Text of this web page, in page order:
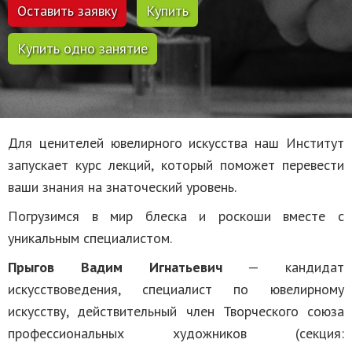
Оставить заявку Купить
Купить одно занятие
Для ценителей ювелирного искусства наш Институт
запускает курс лекций, который поможет перевести
ваши знания на знаточеский уровень.
Погрузимся в мир блеска и роскоши вместе с
уникальным специалистом.
Прыгов Вадим Игнатьевич— кандидат
искусствоведения, специалист по ювелирному
искусству, действительный член Творческого союза
профессиональных художников (секция: